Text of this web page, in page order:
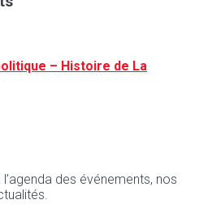
– Histoire de La
des événements, nos